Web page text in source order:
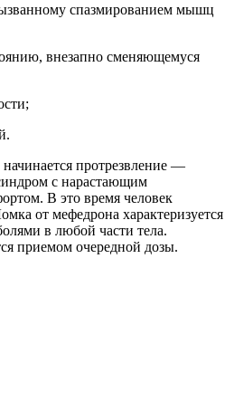
спазмированием мышц
внезапно сменяющемуся
протрезвление —
с нарастающим
В это время человек
от мефедрона характеризуется
в любой части тела.
приемом очередной дозы.